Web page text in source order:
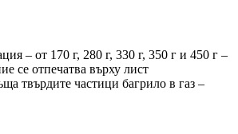
– от 170 г, 280 г, 330 г, 350 г и 450 г –
се отпечатва върху лист
твърдите частици багрило в газ –